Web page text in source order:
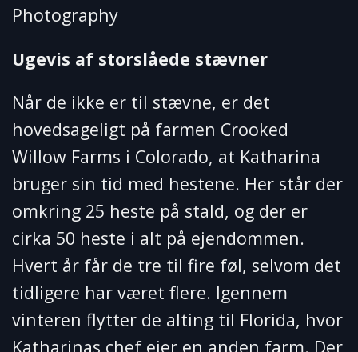
Photography
Ugevis af storslåede stævner
Når de ikke er til stævne, er det
hovedsageligt på farmen Crooked
Willow Farms i Colorado, at Katharina
bruger sin tid med hestene. Her står der
omkring 25 heste på stald, og der er
cirka 50 heste i alt på ejendommen.
Hvert år får de tre til fire føl, selvom det
tidligere har været flere. Igennem
vinteren flytter de alting til Florida, hvor
Katharinas chef ejer en anden farm. Der